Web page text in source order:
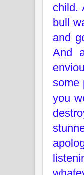
child.
bull
and
And
some
you